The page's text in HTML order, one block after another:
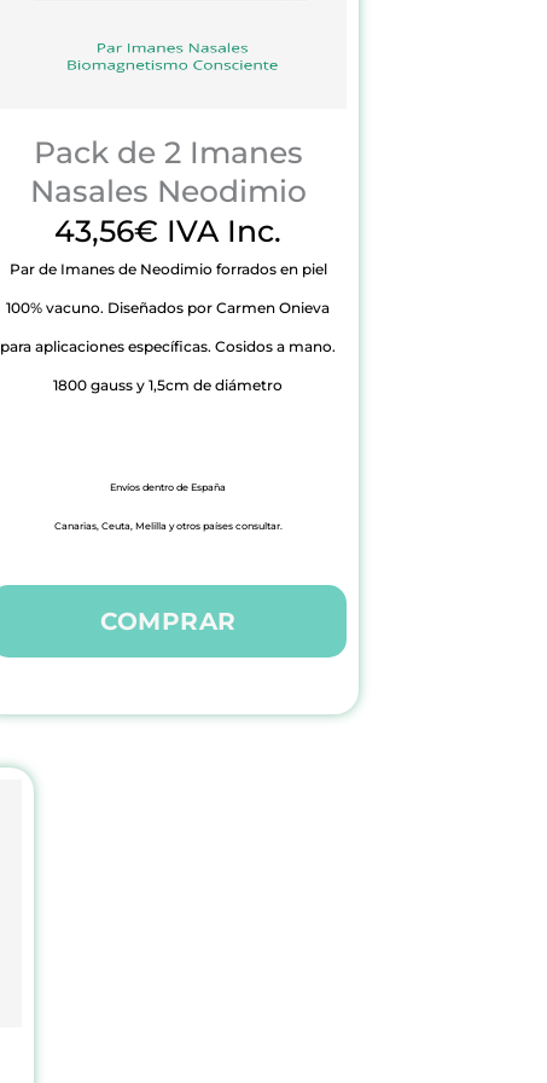
Pack de 2 Imanes
Nasales Neodimio
43,56€ IVA Inc.
Par de Imanes de Neodimio forrados en piel
100% vacuno. Diseñados por Carmen Onieva
para aplicaciones específicas. Cosidos a mano.
1800 gauss y 1,5cm de diámetro
Envíos dentro de España
Canarias, Ceuta, Melilla y otros países consultar.
COMPRAR